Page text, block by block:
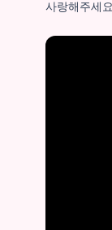
사랑해주세